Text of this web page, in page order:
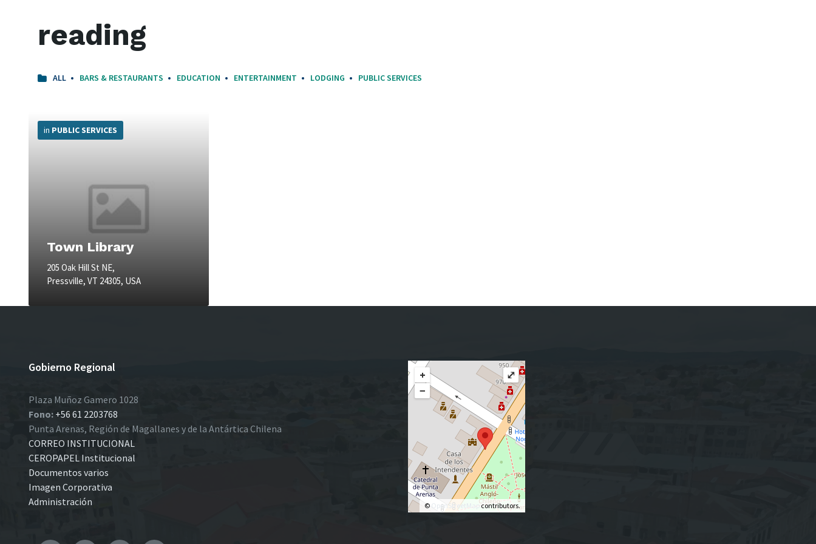
reading
ALL BARS & RESTAURANTS EDUCATION ENTERTAINMENT LODGING PUBLIC SERVICES
Town Library
205 Oak Hill St NE,
Pressville, VT 24305, USA
in PUBLIC SERVICES
Info
Gobierno Regional
Plaza Muñoz Gamero 1028
Fono: +56 61 2203768
Punta Arenas, Región de Magallanes y de la Antártica Chilena
CORREO INSTITUCIONAL
CEROPAPEL Institucional
Documentos varios
Imagen Corporativa
Administración
+
−
© OpenStreetMapcontributors.
⤢